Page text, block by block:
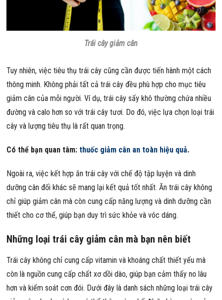
Trái cây giảm cân
Tuy nhiên, việc tiêu thụ trái cây cũng cần được tiến hành một cách
thông minh. Không phải tất cả trái cây đều phù hợp cho mục tiêu
giảm cân của mỗi người. Ví dụ, trái cây sấy khô thường chứa nhiều
đường và calo hơn so với trái cây tươi. Do đó, việc lựa chọn loại trái
cây và lượng tiêu thụ là rất quan trọng.
Có thể bạn quan tâm: thuốc giảm cân an toàn hiệu quả.
Ngoài ra, việc kết hợp ăn trái cây với chế độ tập luyện và dinh
dưỡng cân đối khác sẽ mang lại kết quả tốt nhất. Ăn trái cây không
chỉ giúp giảm cân mà còn cung cấp năng lượng và dinh dưỡng cần
thiết cho cơ thể, giúp bạn duy trì sức khỏe và vóc dáng.
Những loại trái cây giảm cân mà bạn nên biết
Trái cây không chỉ cung cấp vitamin và khoáng chất thiết yếu mà
còn là nguồn cung cấp chất xơ dồi dào, giúp bạn cảm thấy no lâu
hơn và kiểm soát cơn đói. Dưới đây là danh sách những loại trái cây